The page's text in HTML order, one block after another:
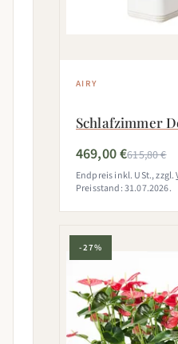
AIRY
Schlafzimmer
469,00 €615,80 €
Endpreis inkl. USt., zzgl.
Preisstand: 31.07.2026.
-27%